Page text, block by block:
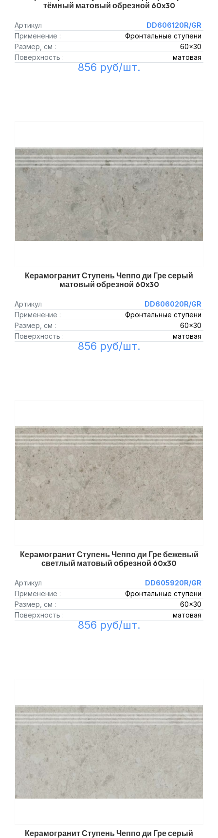
тёмный матовый обрезной 60x30
Артикул
DD606120R/GR
Применение :
Фронтальные ступени
Размер, см :
60x30
Поверхность :
матовая
856 руб/шт.
Керамогранит Ступень Чеппо ди Гре серый
матовый обрезной 60x30
Артикул
DD606020R/GR
Применение :
Фронтальные ступени
Размер, см :
60x30
Поверхность :
матовая
856 руб/шт.
Керамогранит Ступень Чеппо ди Гре бежевый
светлый матовый обрезной 60x30
Артикул
DD605920R/GR
Применение :
Фронтальные ступени
Размер, см :
60x30
Поверхность :
матовая
856 руб/шт.
Керамогранит Ступень Чеппо ди Гре серый